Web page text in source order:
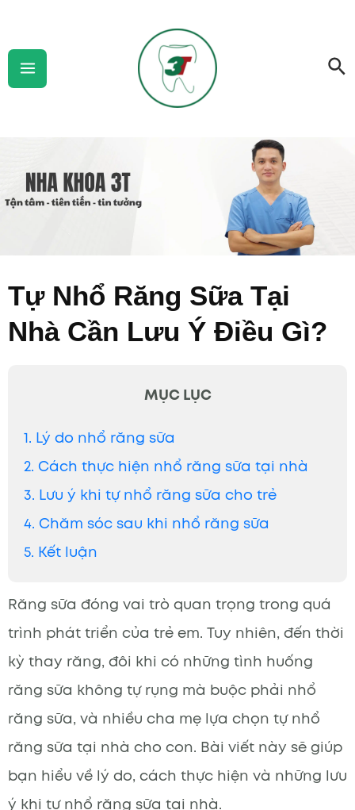
content
Menu
Tự Nhổ Răng Sữa Tại
Nhà Cần Lưu Ý Điều Gì?
MỤC LỤC
1. Lý do nhổ răng sữa
2. Cách thực hiện nhổ răng sữa tại nhà
3. Lưu ý khi tự nhổ răng sữa cho trẻ
4. Chăm sóc sau khi nhổ răng sữa
5. Kết luận
Răng sữa đóng vai trò quan trọng trong quá
trình phát triển của trẻ em. Tuy nhiên, đến thời
kỳ thay răng, đôi khi có những tình huống
răng sữa không tự rụng mà buộc phải nhổ
răng sữa, và nhiều cha mẹ lựa chọn tự nhổ
răng sữa tại nhà cho con. Bài viết này sẽ giúp
bạn hiểu về lý do, cách thực hiện và những lưu
ý khi tự nhổ răng sữa tại nhà.